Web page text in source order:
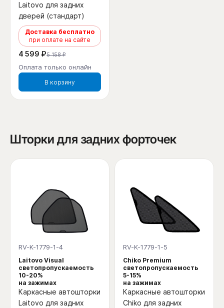
Laitovo для задних
дверей (стандарт)
Доставка бесплатно
при оплате на сайте
4 599 ₽5 158 ₽
Оплата только онлайн
В корзину
Шторки для задних форточек
RV-K-1779-1-4
Laitovo Visual
светопропускаемость
10-20%
на зажимах
Каркасные автошторки
Laitovo для задних
RV-K-1779-1-5
Chiko Premium
светопропускаемость
5-15%
на зажимах
Каркасные автошторки
Chiko для задних